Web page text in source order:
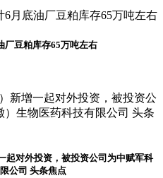
厂豆粕库存65万吨左右
起对外投资，被投资公司为中赋军科
公司 头条焦点